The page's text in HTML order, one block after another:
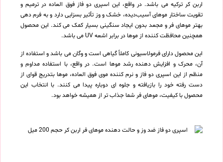
اربن کر ترکیه می باشد. در واقع، این اسپری دو فاز فوق العاده در ترمیم و
تقویت ساختار موهای آسیب‌دیده، خشک و وز تأثیر بسزایی دارد و به فرم‌ دهی
بهتر موهای فر و مجعد بدون ایجاد سنگینی بسیار کمک می کند. این محصول
همچنین محافظت کننده از موها در برابر اشعه UV می باشد.
این محصول دارای فرمولاسیونی کاملاً گیاهی است و وگان می باشد و استفاده از
آن، محرک و افزایش دهنده رشد موها است. در واقع، با استفاده مداوم و
منظم از این اسپری دو فاز و نرم کننده موی فوق العاده، موها بتدریج قوای از
دست رفته خود را بازیافته و جلوه ای دوباره پیدا می کنند. با انتخاب این
محصول با کیفیت، موهای فر شما جذاب تر از همیشه خواهد بود.